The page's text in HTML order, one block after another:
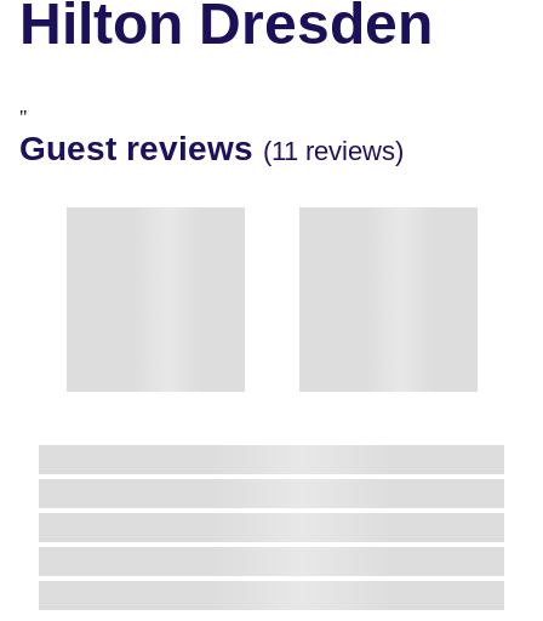
Hilton Dresden
"
Guest reviews (11 reviews)